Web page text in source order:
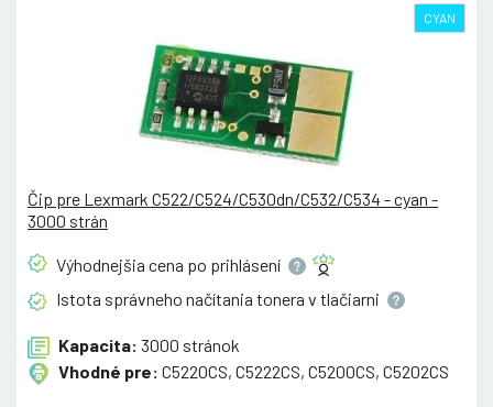
CYAN
Čip pre Lexmark C522/C524/C530dn/C532/C534 - cyan -
3000 strán
Výhodnejšia cena po prihlásení
Istota správneho načítania tonera v tlačiarni
Kapacita: 3000 stránok
Vhodné pre: C5220CS, C5222CS, C5200CS, C5202CS